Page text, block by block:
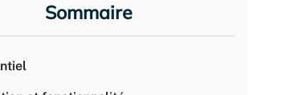
Sommaire